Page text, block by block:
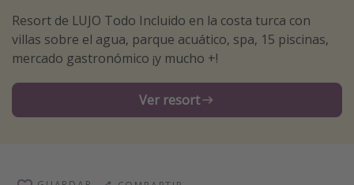
Inspiración para viajes
Camping
Viajes en familia
Resort de LUJO Todo Incluido en la costa turca con
villas sobre el agua, parque acuático, spa, 15 piscinas,
mercado gastronómico ¡y mucho +!
Ver resort